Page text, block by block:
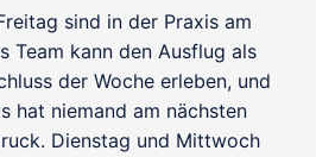
sind in der Praxis am
Team kann den Ausflug als
der Woche erleben, und
hat niemand am nächsten
Dienstag und Mittwoch